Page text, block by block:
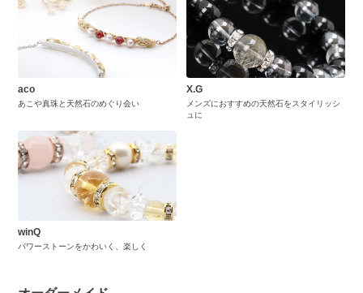
aco
あこや真珠と天然石のめぐり会い
X.G
メンズにおすすめの天然石をスタイリッシ
ュに
winQ
パワーストーンをかわいく、楽しく